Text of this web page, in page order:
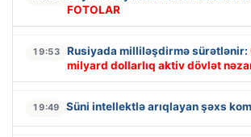
FOTOLAR
19:53 Rusiyada milliləşdirmə sürətlənir:
milyard dollarlıq aktiv dövlət
19:49 Süni intellektlə arıqlayan şəxs